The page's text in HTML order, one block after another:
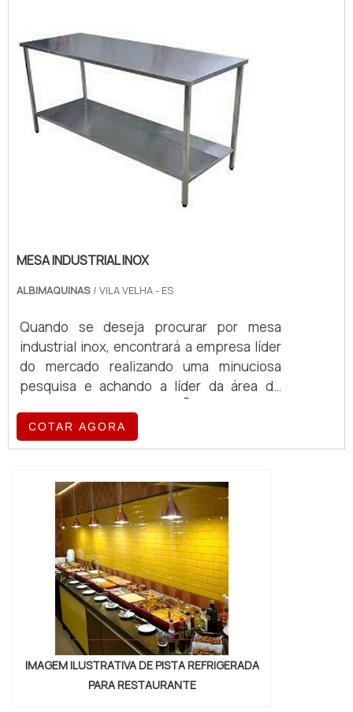
estratégia em produzir uma estrutura aos
clientes com escritório de alt...
MESA INDUSTRIAL INOX
ALBIMAQUINAS / VILA VELHA - ES
Quando se deseja procurar por mesa
industrial inox, encontrará a empresa líder
do mercado realizando uma minuciosa
pesquisa e achando a líder da área de
MESA INDUSTRIAL INOXSe alguém busca
por mesa industrial inox em uma empresa
companhia também é possível encontrar
laminador de massa folhada e divisora
volumétrica de massa, garantindo a
satisfação da venda à ent...
COTAR AGORA
IMAGEM ILUSTRATIVA DE PISTA REFRIGERADA
PARA RESTAURANTE